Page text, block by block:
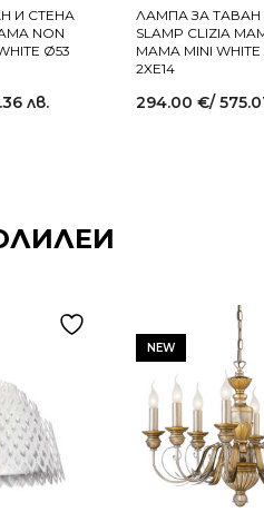
И СТЕНА
NON
Ø53
лв.
ЛАМПА ЗА ТАВАН
SLAMP CLIZIA
MAMA MINI
2XE14
294.00 €/
NEW